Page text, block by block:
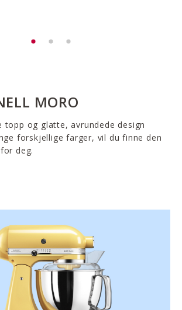
MORO
topp og glatte, avrundede design
forskjellige farger, vil du finne den
deg.